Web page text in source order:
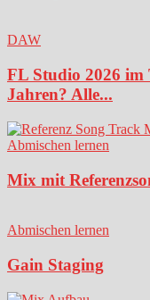
DAW
FL Studio 2026 im
Jahren? Alle...
Abmischen lernen
Mix mit
Abmischen lernen
Gain Staging